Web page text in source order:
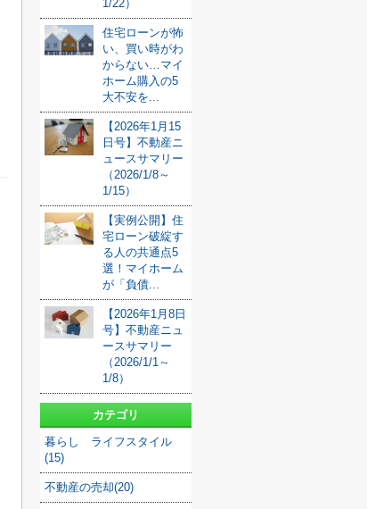
1/22）
住宅ローンが怖
い、買い時がわ
からない…マイ
ホーム購入の5
大不安を...
【2026年1月15
日号】不動産ニ
ュースサマリー
（2026/1/8～
1/15）
【実例公開】住
宅ローン破綻す
る人の共通点5
選！マイホーム
が「負債...
【2026年1月8日
号】不動産ニュ
ースサマリー
（2026/1/1～
1/8）
カテゴリ
暮らし ライフスタイル
(15)
不動産の売却(20)